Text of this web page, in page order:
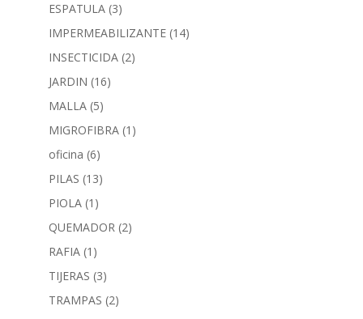
ESPATULA (3)
IMPERMEABILIZANTE (14)
INSECTICIDA (2)
JARDIN (16)
MALLA (5)
MIGROFIBRA (1)
oficina (6)
PILAS (13)
PIOLA (1)
QUEMADOR (2)
RAFIA (1)
TIJERAS (3)
TRAMPAS (2)